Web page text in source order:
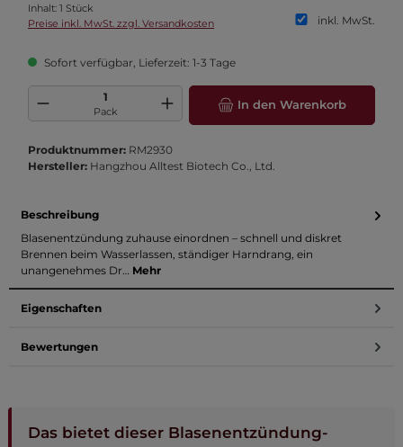
Inhalt: 1 Stück
inkl. MwSt.
Preise inkl. MwSt. zzgl. Versandkosten
Sofort verfügbar, Lieferzeit: 1-3 Tage
Produkt Anzahl: Gib den gewünschten Wert ein oder benutze die
Pack
In den Warenkorb
Produktnummer: RM2930
Hersteller: Hangzhou Alltest Biotech Co., Ltd.
Beschreibung
Blasenentzündung zuhause einordnen – schnell und diskret
Brennen beim Wasserlassen, ständiger Harndrang, ein
unangenehmes Dr… Mehr
Eigenschaften
Bewertungen
Das bietet dieser Blasenentzündung-